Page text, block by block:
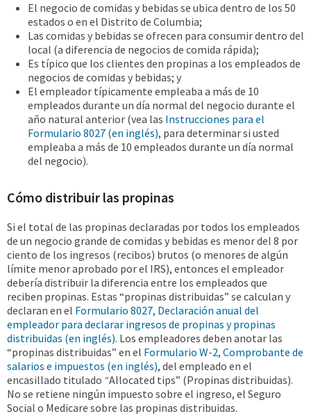
El negocio de comidas y bebidas se ubica dentro de los 50
estados o en el Distrito de Columbia;
Las comidas y bebidas se ofrecen para consumir dentro del
local (a diferencia de negocios de comida rápida);
Es típico que los clientes den propinas a los empleados de
negocios de comidas y bebidas; y
El empleador típicamente empleaba a más de 10
empleados durante un día normal del negocio durante el
año natural anterior (vea las Instrucciones para el
Formulario 8027 (en inglés), para determinar si usted
empleaba a más de 10 empleados durante un día normal
del negocio).
Cómo distribuir las propinas
Si el total de las propinas declaradas por todos los empleados
de un negocio grande de comidas y bebidas es menor del 8 por
ciento de los ingresos (recibos) brutos (o menores de algún
límite menor aprobado por el IRS), entonces el empleador
debería distribuir la diferencia entre los empleados que
reciben propinas. Estas “propinas distribuidas” se calculan y
declaran en el Formulario 8027, Declaración anual del
empleador para declarar ingresos de propinas y propinas
distribuidas (en inglés). Los empleadores deben anotar las
“propinas distribuidas” en el Formulario W-2, Comprobante de
salarios e impuestos (en inglés), del empleado en el
encasillado titulado “Allocated tips” (Propinas distribuidas).
No se retiene ningún impuesto sobre el ingreso, el Seguro
Social o Medicare sobre las propinas distribuidas.